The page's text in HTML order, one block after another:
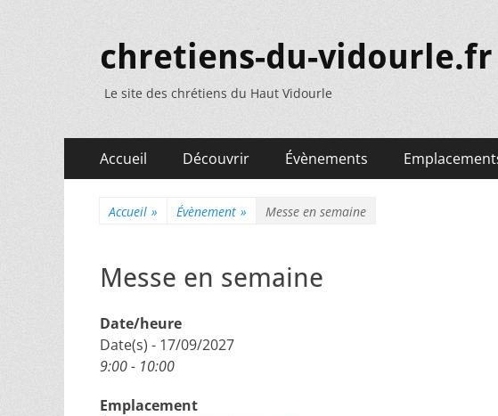
chretiens-du-vidourle.fr
Le site des chrétiens du Haut Vidourle
Menu
principal
Accueil Découvrir Évènements
Accueil » Évènement » Messe en semaine
Messe en semaine
Date/heure
Date(s) - 17/09/2027
9:00 - 10:00
Emplacement